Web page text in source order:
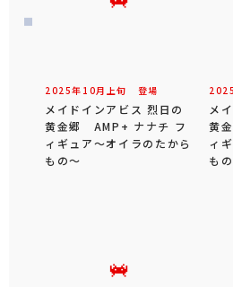
2025年 10月 上旬 登場
メイドインアビス 烈日の
黄金郷 AMP+ ナナチ フ
ィギュア～オイラのたから
もの～
メ
黄
ィ
も